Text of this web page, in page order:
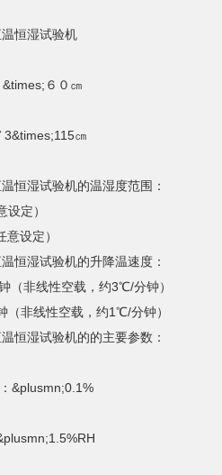
恒湿试验机
６０㎝
㎝
恒湿试验机的温湿度范围：
定）
设定）
恒湿试验机的升降温速度：
非线性空载，约3℃/分钟）
非线性空载，约1℃/分钟）
恒湿试验机的的主要参数：
&plusmn;0.1%